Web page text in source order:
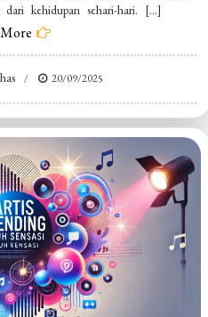
kehidupan sehari-hari. […]
20/09/2025